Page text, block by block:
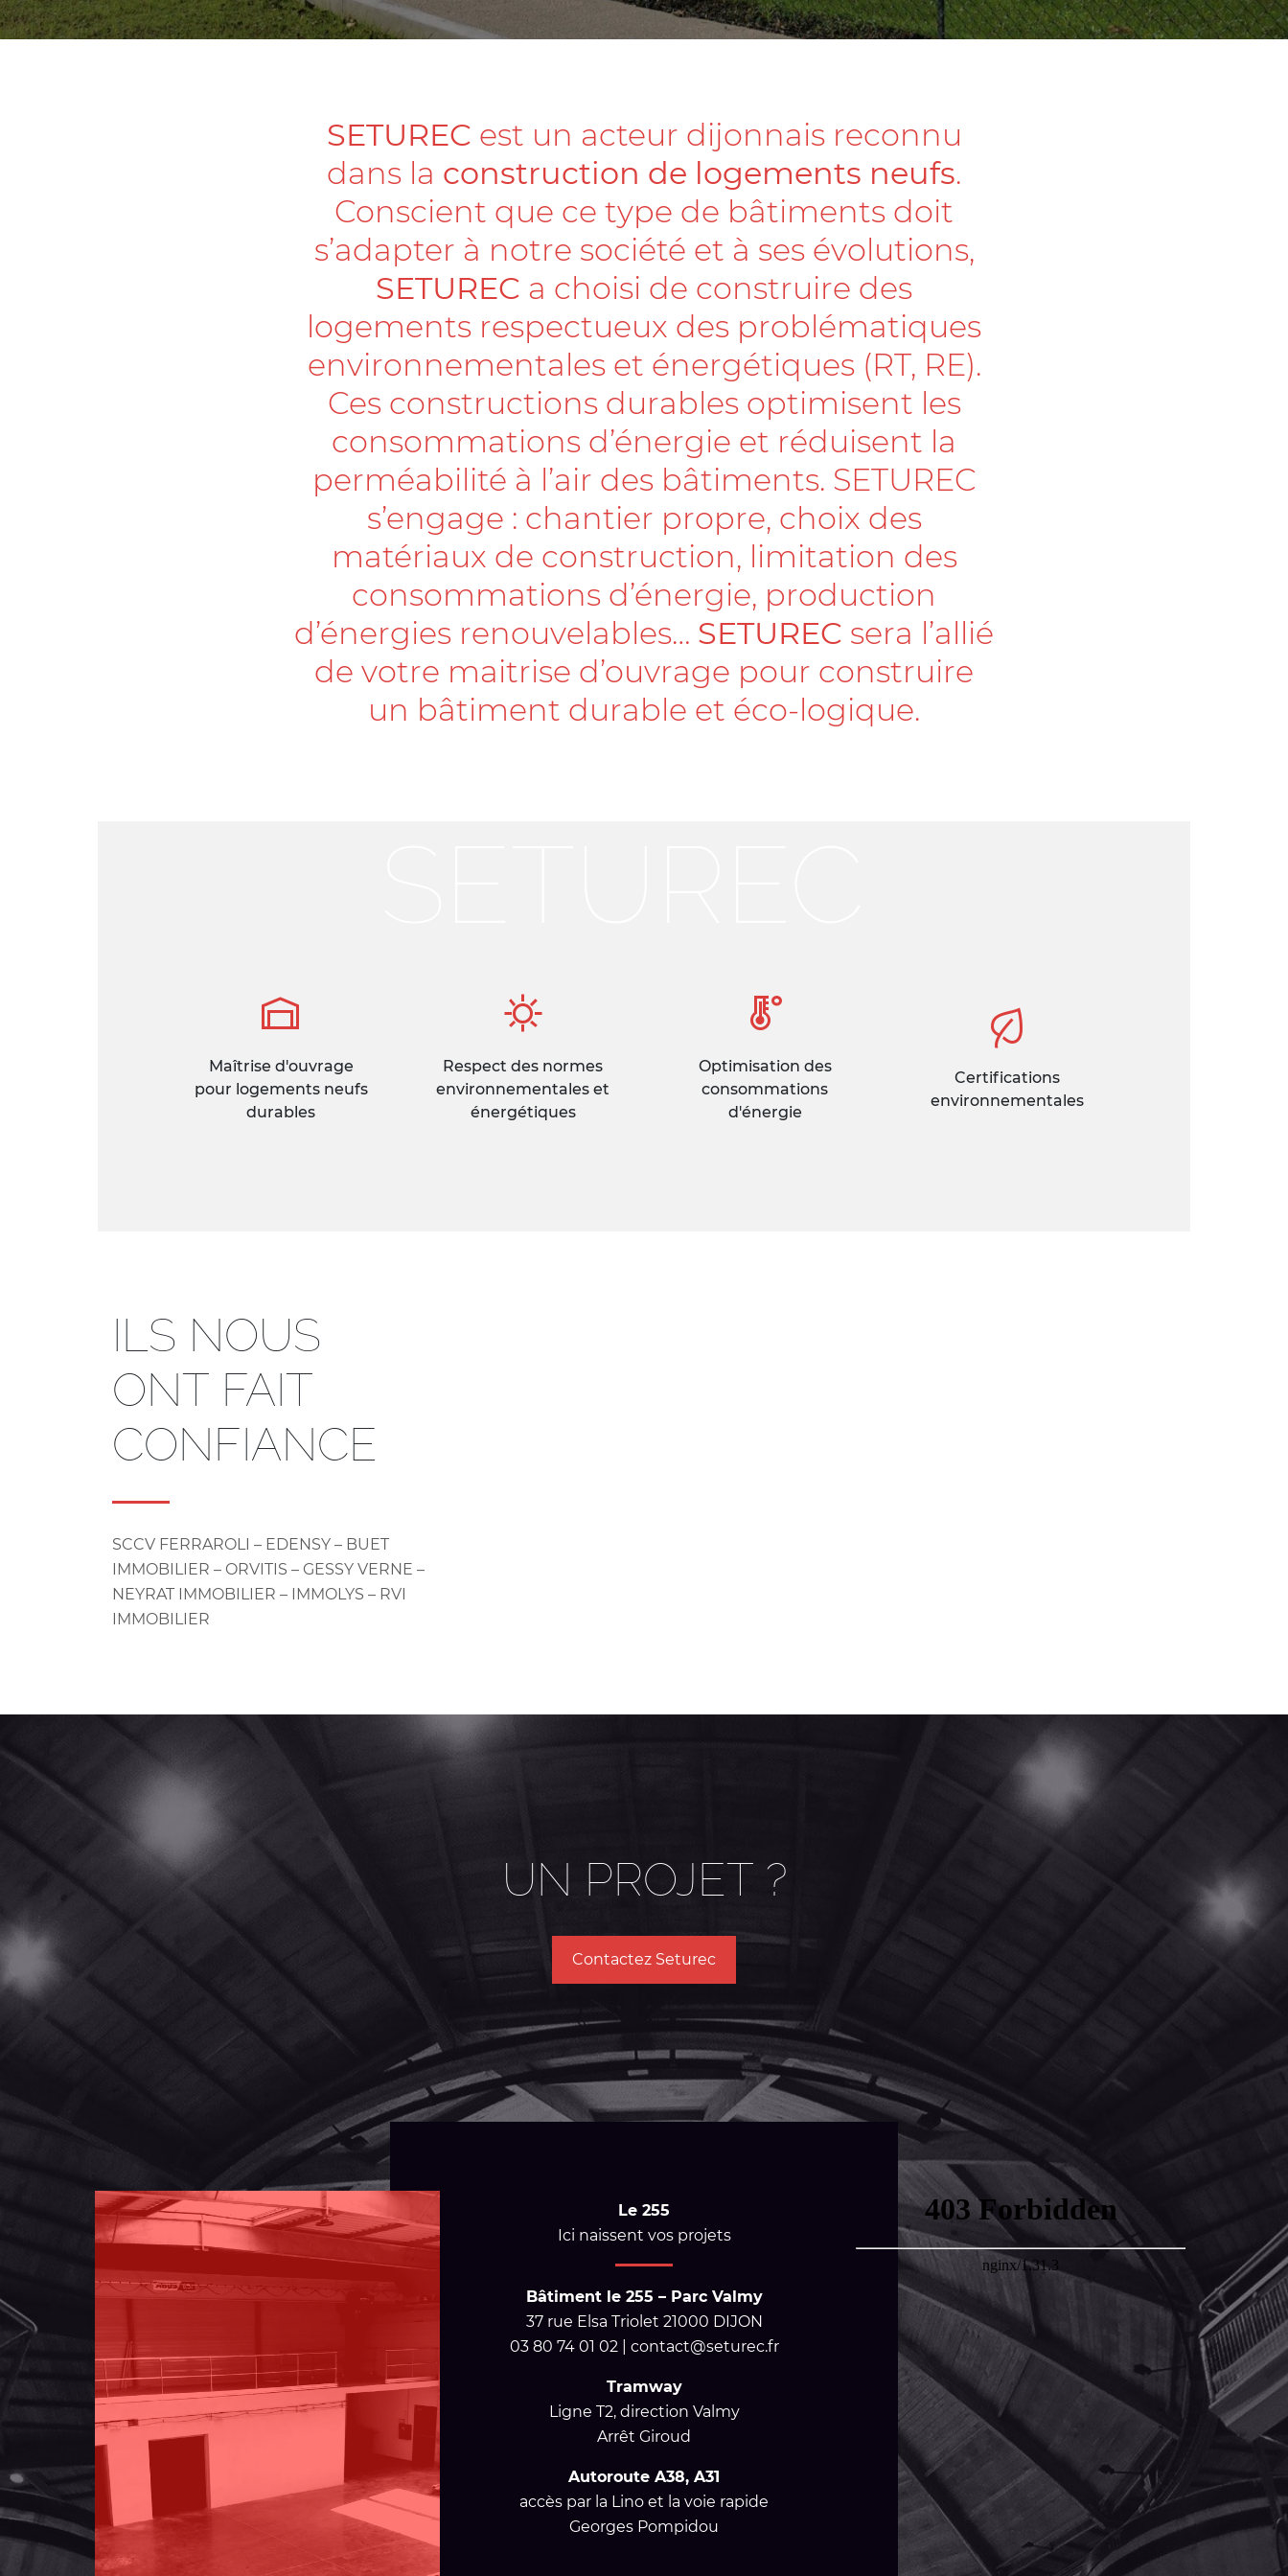
SETUREC est un acteur dijonnais reconnu
dans la construction de logements neufs.
Conscient que ce type de bâtiments doit
s’adapter à notre société et à ses évolutions,
SETUREC a choisi de construire des
logements respectueux des problématiques
environnementales et énergétiques (RT, RE).
Ces constructions durables optimisent les
consommations d’énergie et réduisent la
perméabilité à l’air des bâtiments. SETUREC
s’engage : chantier propre, choix des
matériaux de construction, limitation des
consommations d’énergie, production
d’énergies renouvelables… SETUREC sera l’allié
de votre maitrise d’ouvrage pour construire
un bâtiment durable et éco-logique.
Maîtrise d'ouvrage
pour logements neufs
durables
Respect des normes
environnementales et
énergétiques
Optimisation des
consommations
d'énergie
Certifications
environnementales
ILS NOUS
ONT FAIT
CONFIANCE
SCCV FERRAROLI – EDENSY – BUET
IMMOBILIER – ORVITIS – GESSY VERNE –
NEYRAT IMMOBILIER – IMMOLYS – RVI
IMMOBILIER
UN PROJET ?
Contactez Seturec
Le 255
Ici naissent vos projets
Bâtiment le 255 – Parc Valmy
37 rue Elsa Triolet 21000 DIJON
03 80 74 01 02 | contact@seturec.fr
Tramway
Ligne T2, direction Valmy
Arrêt Giroud
Autoroute A38, A31
accès par la Lino et la voie rapide
Georges Pompidou